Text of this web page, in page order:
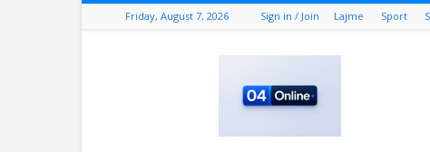
Friday, August 7, 2026 Sign in / Join Lajme Sport